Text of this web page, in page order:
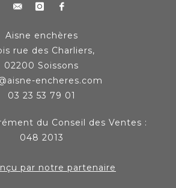
Aisne enchères
rue des Charliers,
02200 Soissons
encheres.com
03 23 53 79 01
du Conseil des Ventes :
048 2013
par notre partenaire